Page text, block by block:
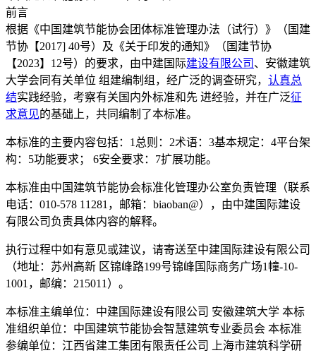
前言
根据《中国建筑节能协会团体标准管理办法（试行）》（国建
节协【2017] 40号）及《关于印发的通知》（国建节协
【2023】12号）的要求，由中建国际建设有限公司 、安徽建筑
大学会同有关单位 组建编制组，经广泛的调查研究， 认真总
结实践经验，考察有关国内外标准和先 进经验，并在广泛征
求意见的基础上，共同编制了本标准。
本标准的主要内容包括：1总则：2术语：3基本规定：4平台架
构：5功能要求； 6安全要求：7扩展功能。
本标准由中国建筑节能协会标准化管理办公室负责管理（联系
电话：010-578 11281，邮箱：biaoban@），由中建国际建设
有限公司负责具体内容的解释。
执行过程中如有意见或建议，请寄送至中建国际建设有限公司
（地址：苏州高新 区锦峰路199号锦峰国际商务广场1幢-10-
1001，邮编：215011）。
本标准主编单位：中建国际建设有限公司 安徽建筑大学 本标
准组织单位：中国建筑节能协会智慧建筑专业委员会 本标准
参编单位：江西省建工集团有限责任公司 上海市建筑科学研